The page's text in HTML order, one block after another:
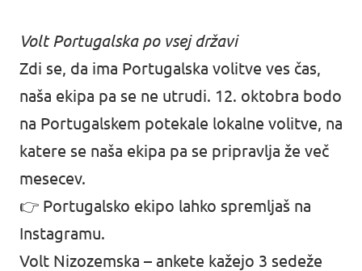
Volt Portugalska po vsej državi
Zdi se, da ima Portugalska volitve ves čas,
naša ekipa pa se ne utrudi. 12. oktobra bodo
na Portugalskem potekale lokalne volitve, na
katere se naša ekipa pa se pripravlja že več
mesecev.
👉 Portugalsko ekipo lahko spremljaš na
Instagramu.
Volt Nizozemska – ankete kažejo 3 sedeže